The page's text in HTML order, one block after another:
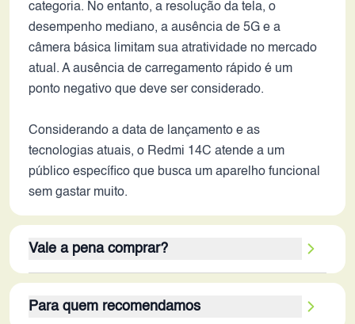
categoria. No entanto, a resolução da tela, o
desempenho mediano, a ausência de 5G e a
câmera básica limitam sua atratividade no mercado
atual. A ausência de carregamento rápido é um
ponto negativo que deve ser considerado.
Considerando a data de lançamento e as
tecnologias atuais, o Redmi 14C atende a um
público específico que busca um aparelho funcional
sem gastar muito.
Vale a pena comprar?
público específico. Se o preço estiver competitivo, o
Para quem recomendamos